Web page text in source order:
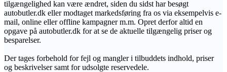
tilgængelighed kan være ændret, siden du sidst har besøgt
autobutler.dk eller modtaget markedsføring fra os via eksempelvis e-
mail, online eller offline kampagner m.m. Opret derfor altid en
opgave på autobutler.dk for at se de aktuelle tilgængelig priser og
besparelser.
Der tages forbehold for fejl og mangler i tilbuddets indhold, priser
og beskrivelser samt for udsolgte reservedele.